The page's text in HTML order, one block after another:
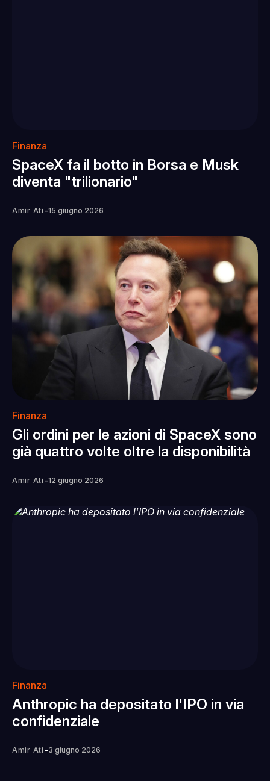
Finanza
SpaceX fa il botto in Borsa e Musk
diventa "trilionario"
Amir Ati -15 giugno 2026
Finanza
Gli ordini per le azioni di SpaceX sono
già quattro volte oltre la disponibilità
Amir Ati -12 giugno 2026
Finanza
Anthropic ha depositato l'IPO in via
confidenziale
Amir Ati -3 giugno 2026